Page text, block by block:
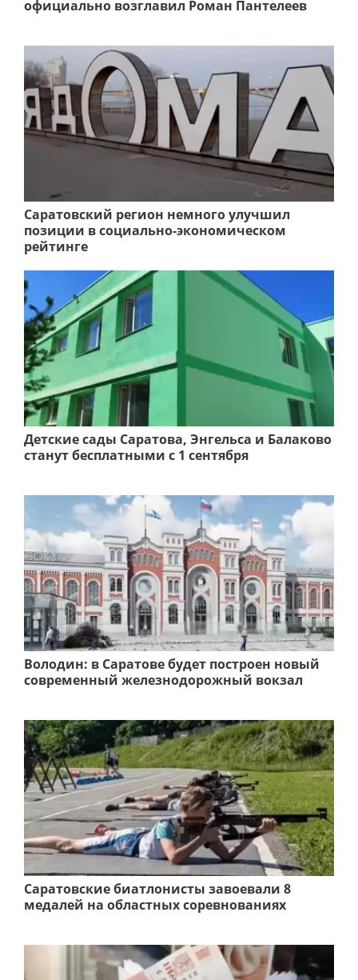
официально возглавил Роман Пантелеев
Саратовский регион немного улучшил
позиции в социально-экономическом
рейтинге
Детские сады Саратова, Энгельса и Балаково
станут бесплатными с 1 сентября
Володин: в Саратове будет построен новый
современный железнодорожный вокзал
Саратовские биатлонисты завоевали 8
медалей на областных соревнованиях